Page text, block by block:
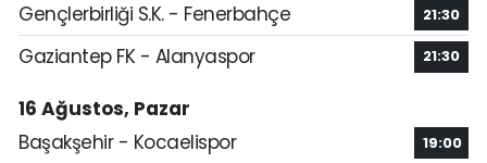
Gençlerbirliği S.K. - Fenerbahçe 21:30
Gaziantep FK - Alanyaspor 21:30
16 Ağustos, Pazar
Başakşehir - Kocaelispor
19:00